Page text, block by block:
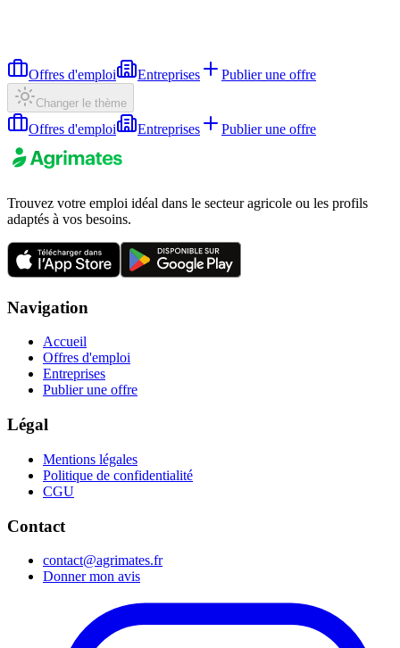
Offres d'emploi Entreprises Publier une offre
Changer le thème
Offres d'emploi Entreprises Publier une offre
Trouvez votre emploi idéal dans le secteur agricole ou les profils
adaptés à vos besoins.
Navigation
Accueil
Offres d'emploi
Entreprises
Publier une offre
Légal
Mentions légales
Politique de confidentialité
CGU
Contact
contact@agrimates.fr
Donner mon avis